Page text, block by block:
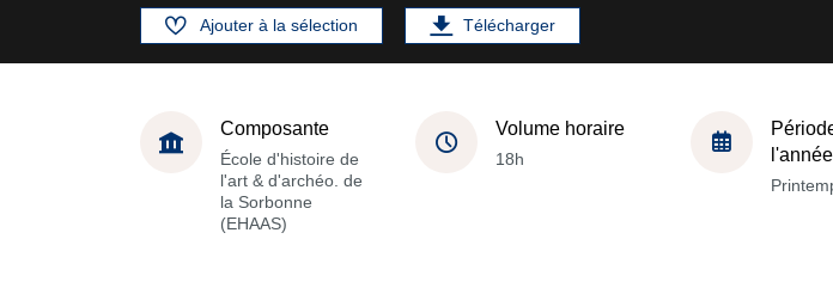
Ajouter à la sélection Télécharger
Composante
École d'histoire de
l'art & d'archéo. de
la Sorbonne
(EHAAS)
Volume horaire
18h
l'année